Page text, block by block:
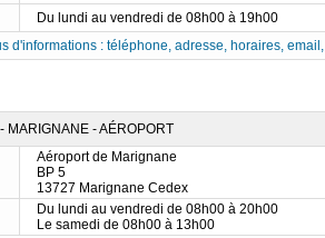
Du lundi au vendredi de 08h00 à 19h00
d'informations : téléphone, adresse, horaires,
MARIGNANE - AÉROPORT
Aéroport de Marignane
BP 5
13727 Marignane Cedex
Du lundi au vendredi de 08h00 à 20h00
Le samedi de 08h00 à 13h00